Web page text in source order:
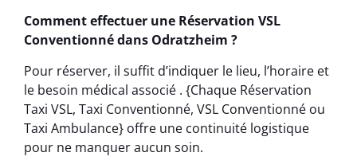
Comment effectuer une Réservation VSL
Conventionné dans Odratzheim ?
Pour réserver, il suffit d’indiquer le lieu, l’horaire et
le besoin médical associé . {Chaque Réservation
Taxi VSL, Taxi Conventionné, VSL Conventionné ou
Taxi Ambulance} offre une continuité logistique
pour ne manquer aucun soin.